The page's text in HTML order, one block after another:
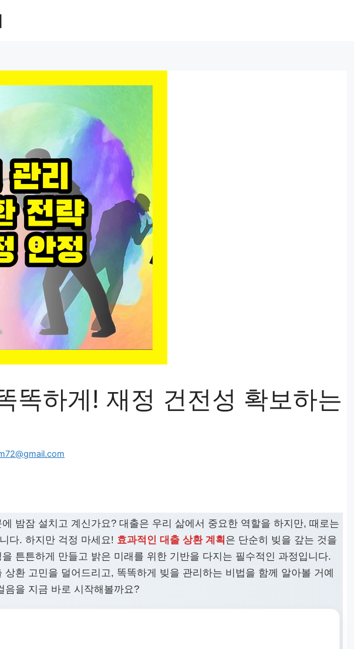
똑하게! 재정 건전성 확보하는
밤잠 설치고 계신가요? 대출은 우리 삶에서 중요한 역할을 하지만, 때로는
다. 하지만 걱정 마세요! 효과적인 대출 상환 계획 은 단순히 빚을 갚는 것을
튼튼하게 만들고 밝은 미래를 위한 기반을 다지는 필수적인 과정입니다.
상환 고민을 덜어드리고, 똑똑하게 빚을 관리하는 비법을 함께 알아볼 거예
음을 지금 바로 시작해볼까요?